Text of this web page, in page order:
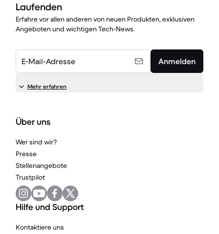
Laufenden
Erfahre vor allen anderen von neuen Produkten, exklusiven
Angeboten und wichtigen Tech-News.
E-Mail-Adresse Anmelden
Mehr erfahren
Über uns
Wer sind wir?
Presse
Stellenangebote
Trustpilot
Hilfe und Support
Kontaktiere uns